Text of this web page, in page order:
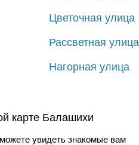
Цветочная улица
Рассветная улица
Нагорная улица
карте Балашихи
увидеть знакомые вам